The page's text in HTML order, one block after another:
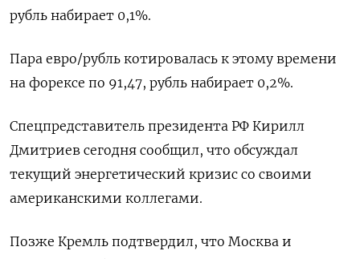
рубль набирает 0,1%.
Пара евро/рубль ‌котировалась к этому времени
на форексе по 91,47, рубль набирает 0,2%.
Спецпредставитель президента РФ Кирилл
Дмитриев сегодня сообщил, что обсуждал
текущий ​энергетический кризис со своими
американскими коллегами.
Позже Кремль подтвердил, что Москва и